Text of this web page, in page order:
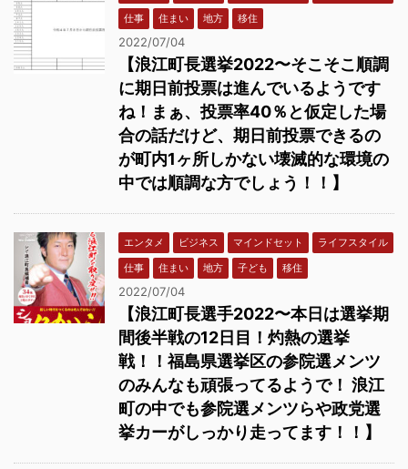
仕事
住まい 地方 移住
2022/07/04
【浪江町長選挙2022〜そこそこ順調
に期日前投票は進んでいるようです
ね！まぁ、投票率40％と仮定した場
合の話だけど、期日前投票できるの
が町内1ヶ所しかない壊滅的な環境の
中では順調な方でしょう！！】
エンタメ ビジネス マインドセット
ライフスタイル
仕事
住まい 地方 子ども 移住
2022/07/04
【浪江町長選手2022〜本日は選挙期
間後半戦の12日目！灼熱の選挙
戦！！福島県選挙区の参院選メンツ
のみんなも頑張ってるようで！ 浪江
町の中でも参院選メンツらや政党選
挙カーがしっかり走ってます！！】